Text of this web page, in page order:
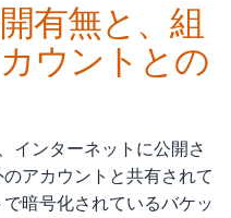
有無と、組
ウントとの
インターネットに公開さ
アカウントと共有されて
暗号化されているバケッ